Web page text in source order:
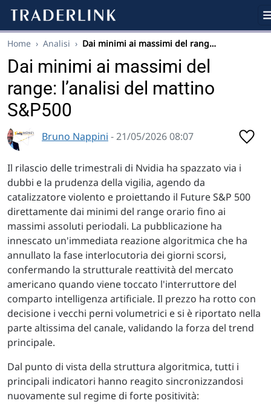
Home › Analisi › Dai minimi ai massimi del rang…
Dai minimi ai massimi del
range: l’analisi del mattino
S&P500
Bruno Nappini - 21/05/2026 08:07
Il rilascio delle trimestrali di Nvidia ha spazzato via i
dubbi e la prudenza della vigilia, agendo da
catalizzatore violento e proiettando il Future S&P 500
direttamente dai minimi del range orario fino ai
massimi assoluti periodali. La pubblicazione ha
innescato un'immediata reazione algoritmica che ha
annullato la fase interlocutoria dei giorni scorsi,
confermando la strutturale reattività del mercato
americano quando viene toccato l'interruttore del
comparto intelligenza artificiale. Il prezzo ha rotto con
decisione i vecchi perni volumetrici e si è riportato nella
parte altissima del canale, validando la forza del trend
principale.
Dal punto di vista della struttura algoritmica, tutti i
principali indicatori hanno reagito sincronizzandosi
nuovamente sul regime di forte positività: